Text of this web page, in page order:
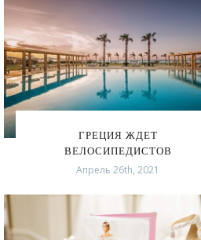
ГРЕЦИЯ ЖДЕТ
ВЕЛОСИПЕДИСТОВ
Апрель 26th, 2021